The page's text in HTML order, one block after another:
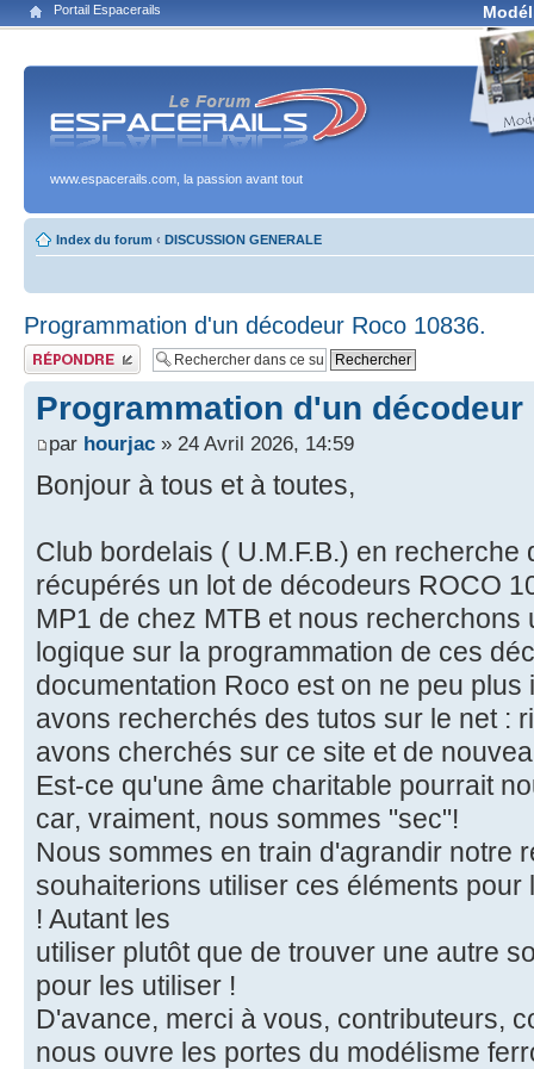
Portail Espacerails
www.espacerails.com, la passion avant tout
Index du forum ‹ DISCUSSION GENERALE
Programmation d'un décodeur Roco 10836.
Publier une réponse
Programmation d'un décodeur
par hourjac » 24 Avril 2026, 14:59
Bonjour à tous et à toutes,
Club bordelais ( U.M.F.B.) en
récupérés un lot de décodeurs ROCO
MP1 de chez MTB et nous recherchons
logique sur la programmation de ces
documentation Roco est on ne peu
avons recherchés des tutos sur le net :
avons cherchés sur ce site et de
Est-ce qu'une âme charitable pourrait
car, vraiment, nous sommes "sec"!
Nous sommes en train d'agrandir notre
souhaiterions utiliser ces éléments
! Autant les
utiliser plutôt que de trouver une autre
pour les utiliser !
D'avance, merci à vous, contributeurs,
nous ouvre les portes du modélisme